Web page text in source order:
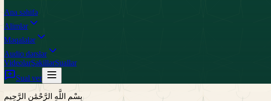
Ana səhifə
Alimlər
Məqalələr
Audio dərslər
VideolarŞəkillərSuallar
Sual ver
بِسْمِ اللَّهِ الرَّحْمَٰنِ الرَّحِيمِ